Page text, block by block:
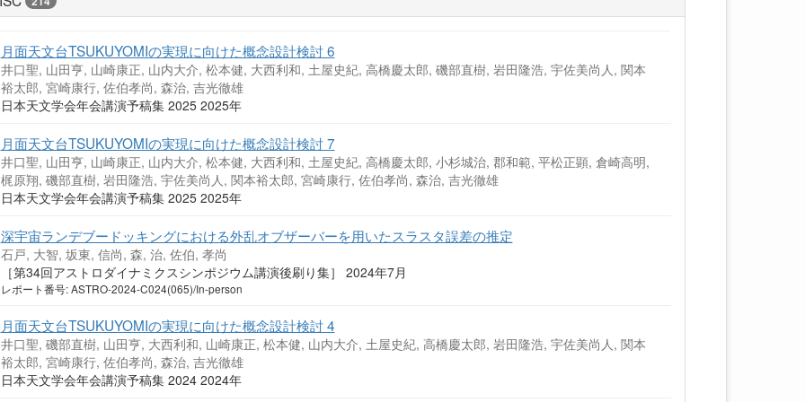
月面天文台TSUKUYOMIの実現に向けた概念設計検討 6
井口聖, 山田亨, 山崎康正, 山内大介, 松本健, 大西利和, 土屋史紀, 高橋慶太郎, 磯部直樹, 岩田隆浩, 宇佐美尚人, 関本
裕太郎, 宮崎康行, 佐伯孝尚, 森治, 吉光徹雄
日本天文学会年会講演予稿集 2025 2025年
月面天文台TSUKUYOMIの実現に向けた概念設計検討 7
井口聖, 山田亨, 山崎康正, 山内大介, 松本健, 大西利和, 土屋史紀, 高橋慶太郎, 小杉城治, 郡和範, 平松正顕, 倉崎高明,
梶原翔, 磯部直樹, 岩田隆浩, 宇佐美尚人, 関本裕太郎, 宮崎康行, 佐伯孝尚, 森治, 吉光徹雄
日本天文学会年会講演予稿集 2025 2025年
深宇宙ランデブードッキングにおける外乱オブザーバーを用いたスラスタ誤差の推定
石戸, 大智, 坂東, 信尚, 森, 治, 佐伯, 孝尚
［第34回アストロダイナミクスシンポジウム講演後刷り集］ 2024年7月
レポート番号: ASTRO-2024-C024(065)/In-person
月面天文台TSUKUYOMIの実現に向けた概念設計検討 4
井口聖, 磯部直樹, 山田亨, 大西利和, 山崎康正, 松本健, 山内大介, 土屋史紀, 高橋慶太郎, 岩田隆浩, 宇佐美尚人, 関本
裕太郎, 宮崎康行, 佐伯孝尚, 森治, 吉光徹雄
日本天文学会年会講演予稿集 2024 2024年